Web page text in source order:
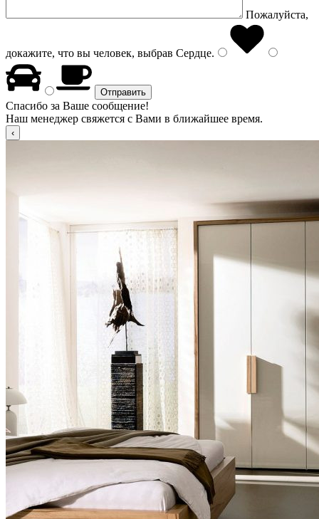
Пожалуйста,
докажите, что вы человек, выбрав Сердце.
Спасибо за Ваше сообщение!
Наш менеджер свяжется с Вами в ближайшее время.